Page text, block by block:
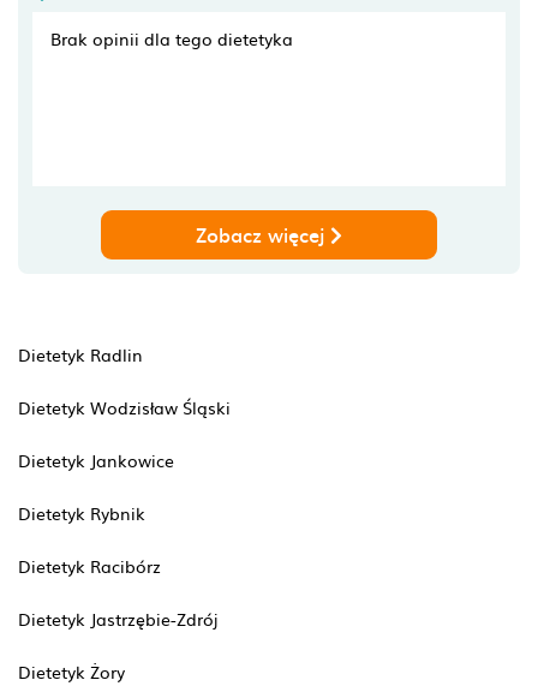
Brak opinii dla tego dietetyka
Zobacz więcej
Dietetyk Radlin
Dietetyk Wodzisław Śląski
Dietetyk Jankowice
Dietetyk Rybnik
Dietetyk Racibórz
Dietetyk Jastrzębie-Zdrój
Dietetyk Żory